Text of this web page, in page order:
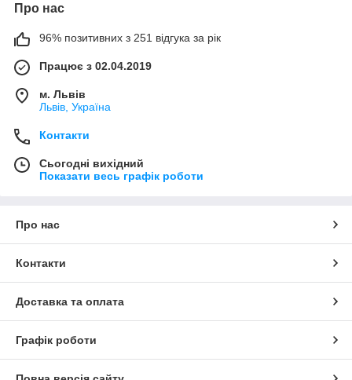
Про нас
96% позитивних з 251 відгука за рік
Працює з 02.04.2019
м. Львів
Львів, Україна
Контакти
Сьогодні вихідний
Показати весь графік роботи
Про нас
Контакти
Доставка та оплата
Графік роботи